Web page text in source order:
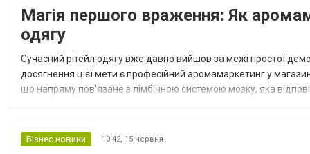
оптимізувати роботу будь-якого
майданчика, де використовуються підвісні
підйомні механізми. Такий...
Магія першого враження: Як
одягу
Сучасний рітейл одягу вже давно вийшов за межі простої
досягнення цієї мети є професійний аромамаркетинг у
що напряму пов'язане з лімбічною системою мозку, яка
Бізнес новини 10:42, 15 червня